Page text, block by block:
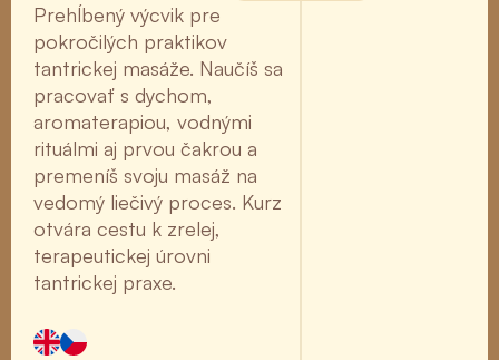
Prehĺbený výcvik pre
pokročilých praktikov
tantrickej masáže. Naučíš sa
pracovať s dychom,
aromaterapiou, vodnými
rituálmi aj prvou čakrou a
premeníš svoju masáž na
vedomý liečivý proces. Kurz
otvára cestu k zrelej,
terapeutickej úrovni
tantrickej praxe.